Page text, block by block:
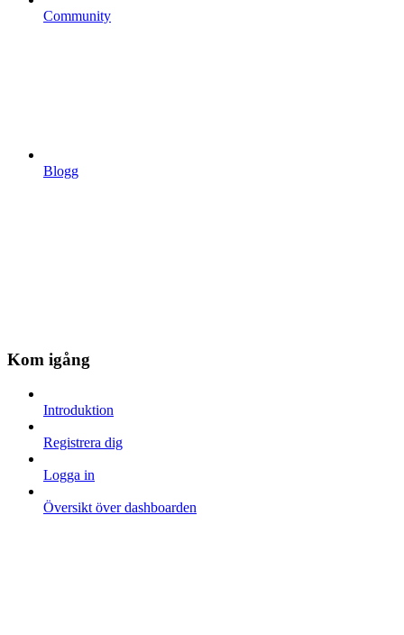
Community
Blogg
Kom igång
Introduktion
Registrera dig
Logga in
Översikt över dashboarden